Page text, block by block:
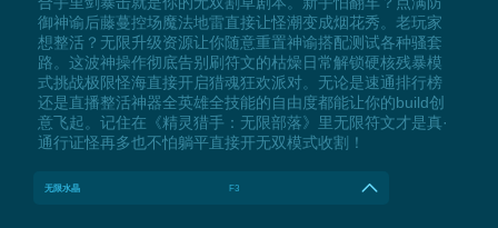
御神谕后藤蔓控场魔法地雷直接让怪潮变成烟花秀。老玩家
想整活？无限升级资源让你随意重置神谕搭配测试各种骚套
路。这波神操作彻底告别刷符文的枯燥日常解锁硬核残暴模
式挑战极限怪海直接开启猎魂狂欢派对。无论是速通排行榜
还是直播整活神器全英雄全技能的自由度都能让你的build创
意飞起。记住在《精灵猎手：无限部落》里无限符文才是真·
通行证怪再多也不怕躺平直接开无双模式收割！
无限水晶 F3